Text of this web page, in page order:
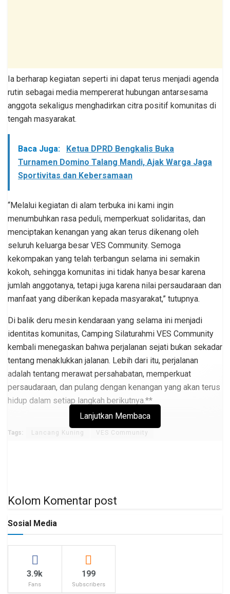
Ia berharap kegiatan seperti ini dapat terus menjadi agenda
rutin sebagai media mempererat hubungan antarsesama
anggota sekaligus menghadirkan citra positif komunitas di
tengah masyarakat.
Baca Juga:
Ketua DPRD Bengkalis Buka
Turnamen Domino Talang Mandi, Ajak Warga Jaga
Sportivitas dan Kebersamaan
“Melalui kegiatan di alam terbuka ini kami ingin
menumbuhkan rasa peduli, memperkuat solidaritas, dan
menciptakan kenangan yang akan terus dikenang oleh
seluruh keluarga besar VES Community. Semoga
kekompakan yang telah terbangun selama ini semakin
kokoh, sehingga komunitas ini tidak hanya besar karena
jumlah anggotanya, tetapi juga karena nilai persaudaraan dan
manfaat yang diberikan kepada masyarakat,” tutupnya.
Di balik deru mesin kendaraan yang selama ini menjadi
identitas komunitas, Camping Silaturahmi VES Community
kembali menegaskan bahwa perjalanan sejati bukan sekadar
tentang menaklukkan jalanan. Lebih dari itu, perjalanan
adalah tentang merawat persahabatan, memperkuat
persaudaraan, dan pulang dengan kenangan yang akan terus
hidup dalam setiap langkah berikutnya.**
Lanjutkan Membaca
Tags: Lancang Kuning VES Community
Kolom Komentar post
Sosial Media
3.9k
Fans
199
Subscribers